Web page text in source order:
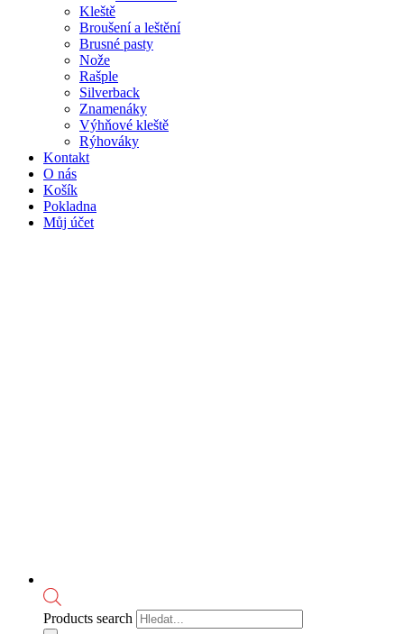
Kleště
Broušení a leštění
Brusné pasty
Nože
Rašple
Silverback
Znamenáky
Výhňové kleště
Rýhováky
Kontakt
O nás
Košík
Pokladna
Můj účet
Products search